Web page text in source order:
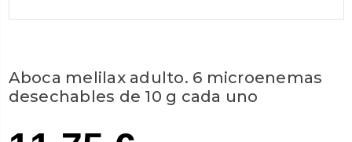
Aboca melilax adulto. 6 microenemas
desechables de 10 g cada uno